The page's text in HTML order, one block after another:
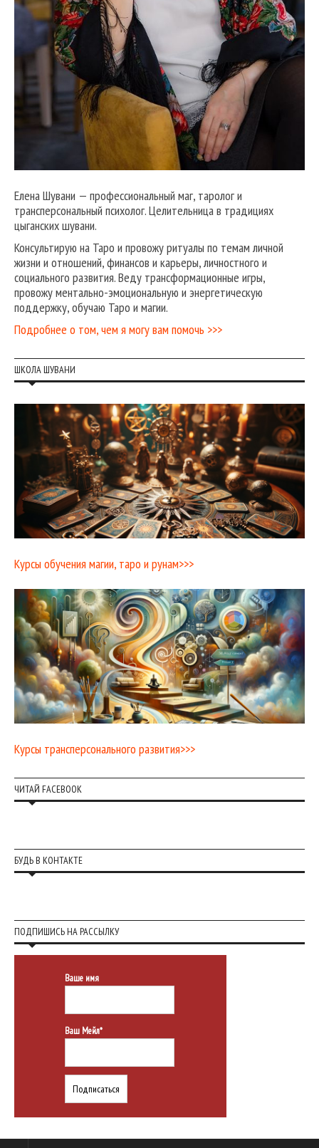
Елена Шувани — профессиональный маг, таролог и
трансперсональный психолог. Целительница в традициях
цыганских шувани.
Консультирую на Таро и провожу ритуалы по темам личной
жизни и отношений, финансов и карьеры, личностного и
социального развития. Веду трансформационные игры,
провожу ментально-эмоциональную и энергетическую
поддержку, обучаю Таро и магии.
Подробнее о том, чем я могу вам помочь >>>
ШКОЛА ШУВАНИ
Курсы обучения магии, таро и рунам>>>
Курсы трансперсонального развития>>>
ЧИТАЙ FACEBOOK
БУДЬ В КОНТАКТЕ
ПОДПИШИСЬ НА РАССЫЛКУ
Ваше имя
Ваш Мейл*